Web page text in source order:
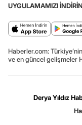
UYGULAMAMIZI İNDİRİN
Haberler.com:
ve en güncel gelişmeler
Derya Yıldız